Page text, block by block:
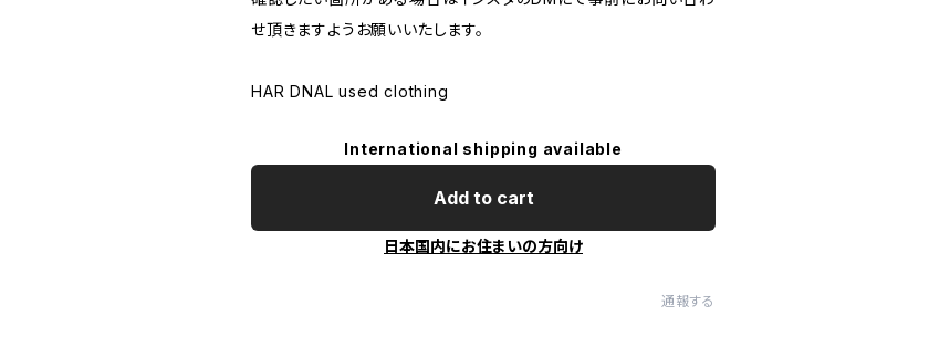
せ頂きますようお願いいたします。
HAR DNAL used clothing
International shipping available
Add to cart
日本国内にお住まいの方向け
通報する